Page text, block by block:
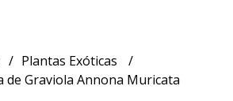
Plantas Exóticas
de Graviola Annona Muricata